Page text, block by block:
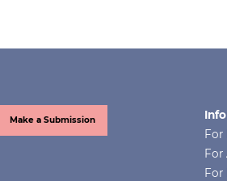
Make a Submission
For
For
For